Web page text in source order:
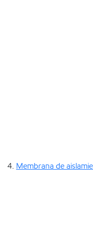
Membrana de